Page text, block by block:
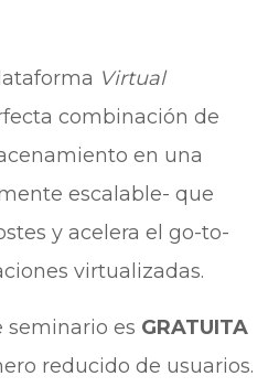
Virtual
combinación de
en una
escalable- que
y acelera el go-to-
virtualizadas.
seminario es GRATUITA
reducido de usuarios.